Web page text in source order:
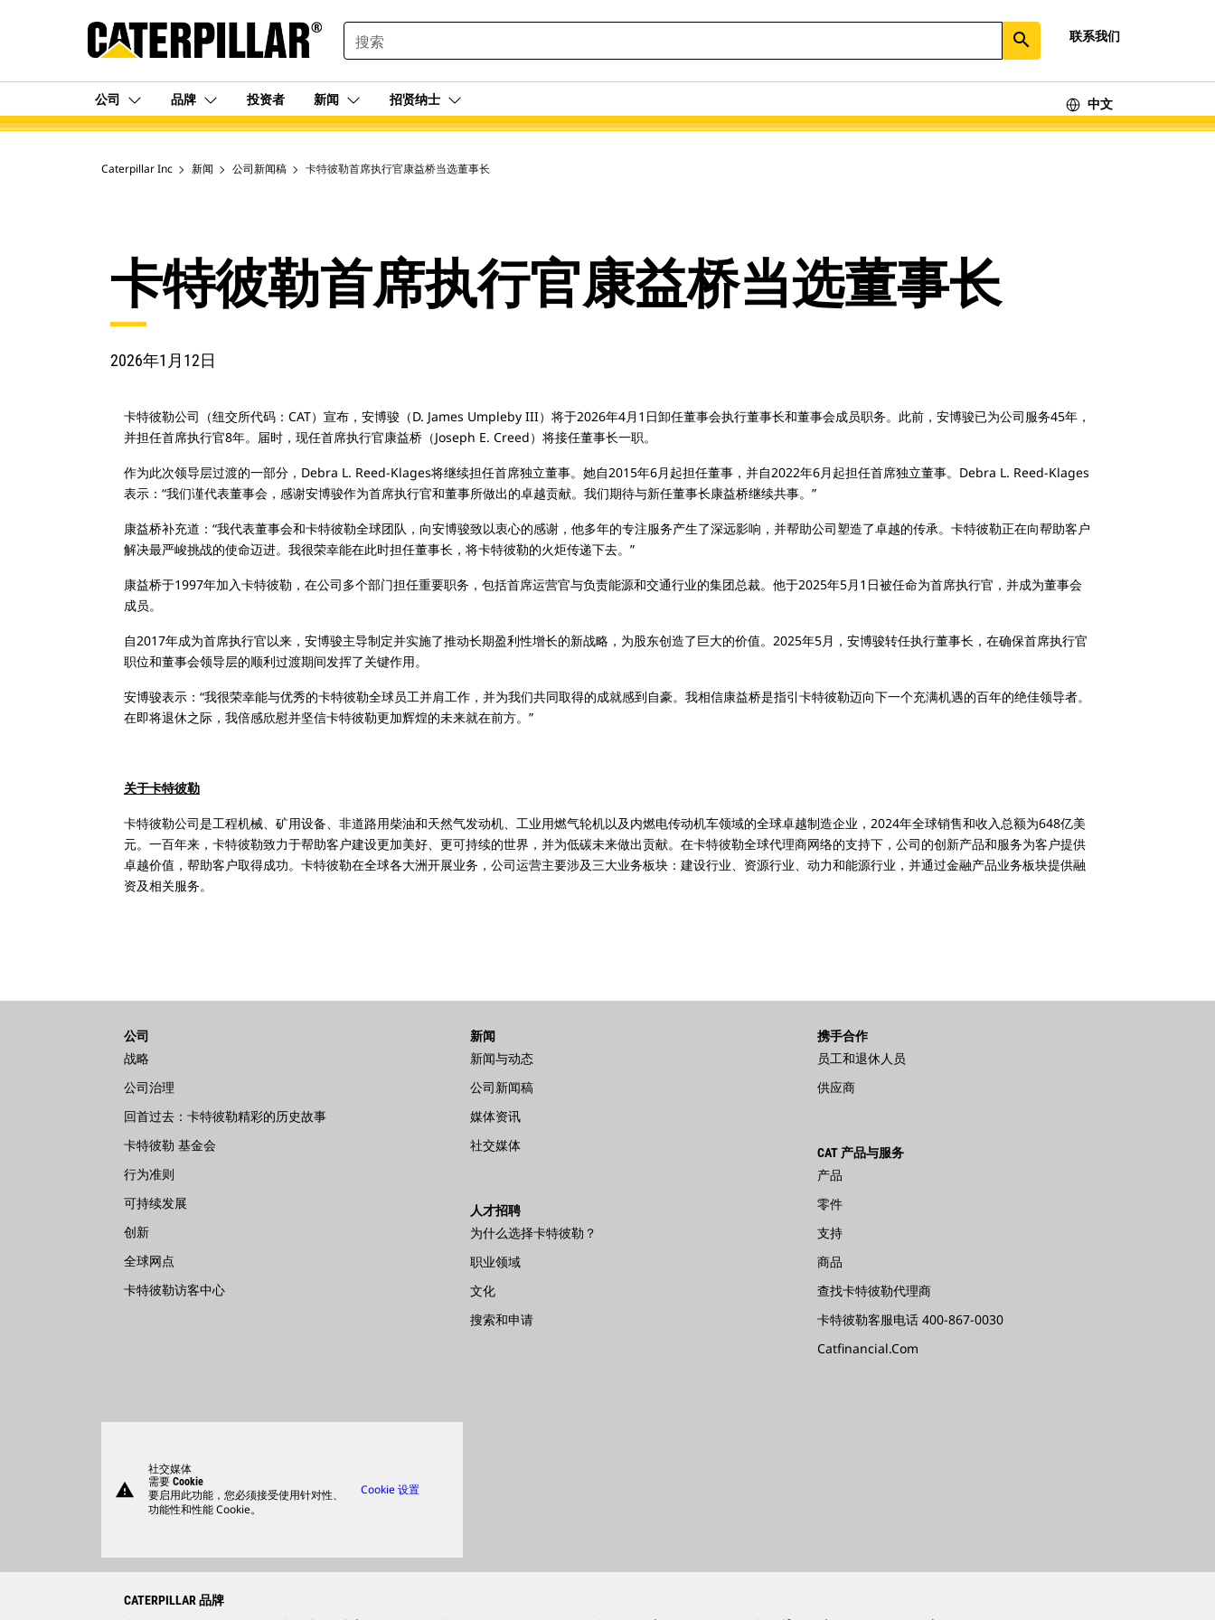
SEARCH search 联系我们
公司 品牌 投资者 新闻 招贤纳士 中文
Caterpillar Inc 新闻 公司新闻稿 卡特彼勒首席执行官康益桥当选董事长
卡特彼勒首席执行官康益桥当选董事长
2026年1月12日
卡特彼勒公司（纽交所代码：CAT）宣布，安博骏（D. James Umpleby III）将于2026年4月1日卸任董事会执行董事长和董事会成员职务。此前，安博骏已为公司服务45年，
并担任首席执行官8年。届时，现任首席执行官康益桥（Joseph E. Creed）将接任董事长一职。
作为此次领导层过渡的一部分，Debra L. Reed-Klages将继续担任首席独立董事。她自2015年6月起担任董事，并自2022年6月起担任首席独立董事。Debra L. Reed-Klages
表示：“我们谨代表董事会，感谢安博骏作为首席执行官和董事所做出的卓越贡献。我们期待与新任董事长康益桥继续共事。”
康益桥补充道：“我代表董事会和卡特彼勒全球团队，向安博骏致以衷心的感谢，他多年的专注服务产生了深远影响，并帮助公司塑造了卓越的传承。卡特彼勒正在向帮助客户
解决最严峻挑战的使命迈进。我很荣幸能在此时担任董事长，将卡特彼勒的火炬传递下去。”
康益桥于1997年加入卡特彼勒，在公司多个部门担任重要职务，包括首席运营官与负责能源和交通行业的集团总裁。他于2025年5月1日被任命为首席执行官，并成为董事会
成员。
自2017年成为首席执行官以来，安博骏主导制定并实施了推动长期盈利性增长的新战略，为股东创造了巨大的价值。2025年5月，安博骏转任执行董事长，在确保首席执行官
职位和董事会领导层的顺利过渡期间发挥了关键作用。
安博骏表示：“我很荣幸能与优秀的卡特彼勒全球员工并肩工作，并为我们共同取得的成就感到自豪。我相信康益桥是指引卡特彼勒迈向下一个充满机遇的百年的绝佳领导者。
在即将退休之际，我倍感欣慰并坚信卡特彼勒更加辉煌的未来就在前方。”
关于卡特彼勒
卡特彼勒公司是工程机械、矿用设备、非道路用柴油和天然气发动机、工业用燃气轮机以及内燃电传动机车领域的全球卓越制造企业，2024年全球销售和收入总额为648亿美
元。一百年来，卡特彼勒致力于帮助客户建设更加美好、更可持续的世界，并为低碳未来做出贡献。在卡特彼勒全球代理商网络的支持下，公司的创新产品和服务为客户提供
卓越价值，帮助客户取得成功。卡特彼勒在全球各大洲开展业务，公司运营主要涉及三大业务板块：建设行业、资源行业、动力和能源行业，并通过金融产品业务板块提供融
资及相关服务。
公司
战略
公司治理
回首过去：卡特彼勒精彩的历史故事
卡特彼勒 基金会
行为准则
可持续发展
创新
全球网点
卡特彼勒访客中心
新闻
新闻与动态
公司新闻稿
媒体资讯
社交媒体
人才招聘
为什么选择卡特彼勒？
职业领域
文化
搜索和申请
携手合作
员工和退休人员
供应商
CAT 产品与服务
产品
零件
支持
商品
查找卡特彼勒代理商
卡特彼勒客服电话 400-867-0030
Catfinancial.com
warning
社交媒体
需要 Cookie
要启用此功能，您必须接受使用针对性、
功能性和性能 Cookie。
Cookie 设置
CATERPILLAR 品牌